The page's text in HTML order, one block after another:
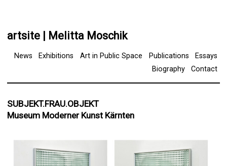
artsite | Melitta Moschik
News Exhibitions Art in Public Space Publications
Essays
Biography
Contact
SUBJEKT.FRAU.OBJEKT
Museum Moderner Kunst Kärnten